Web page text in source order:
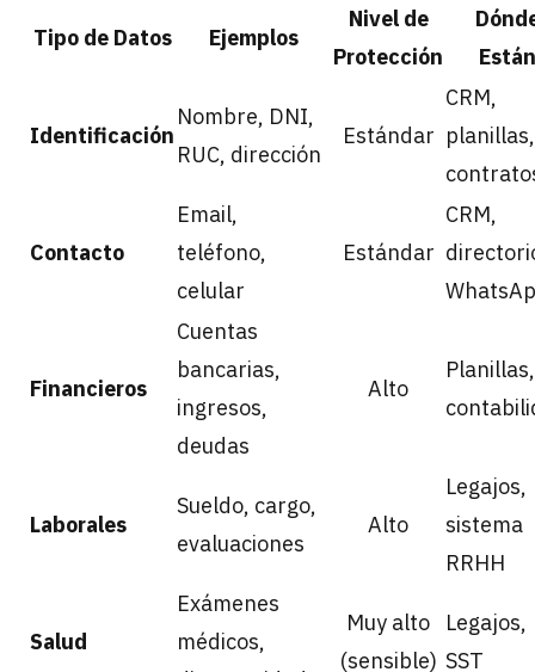
Tipo de Datos Ejemplos
Nivel de
Protección
Están
Identificación
Nombre, DNI,
RUC, dirección
Estándar
CRM,
planillas,
Contacto
Email,
teléfono,
celular
Estándar
CRM,
Financieros
Cuentas
bancarias,
ingresos,
deudas
Alto
Planillas,
Laborales
Sueldo, cargo,
evaluaciones
Alto
Legajos,
sistema
RRHH
Salud
Exámenes
médicos,
Muy alto
(sensible)
Legajos,
SST